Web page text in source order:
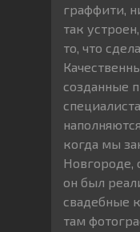
граффити,
так
то, что
созданные
когда мы
Новгороде,
он был
свадебные
там